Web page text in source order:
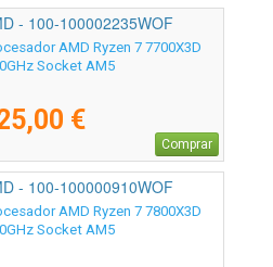
- 100-100002235WOF
AMD Ryzen 7 7700X3D
Socket AM5
€
Comprar
- 100-100000910WOF
AMD Ryzen 7 7800X3D
Socket AM5